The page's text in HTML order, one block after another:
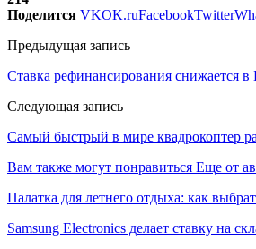
Поделится VKOK.ruFacebookTwitter
Предыдущая запись
Ставка рефинансирования снижается в
Следующая запись
Самый быстрый в мире квадрокоптер
Вам также могут понравиться Еще от
Палатка для летнего отдыха: как
Samsung Electronics делает ставку на